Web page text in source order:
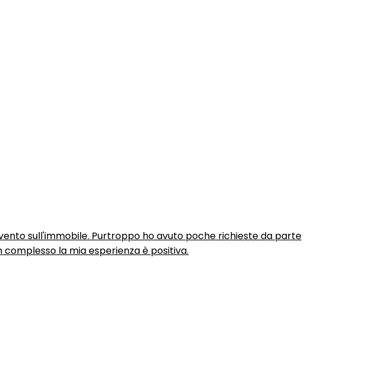
sull'immobile. Purtroppo ho avuto poche richieste da parte
la mia esperienza è positiva.